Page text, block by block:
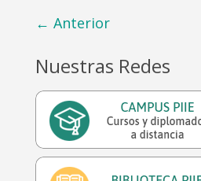
← Anterior
Nuestras Redes